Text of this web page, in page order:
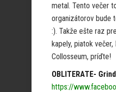
metal. Tento večer
organizátorov bude
:). Takže ešte raz
kapely, piatok večer,
Collosseum, príďte!
OBLITERATE-
https://